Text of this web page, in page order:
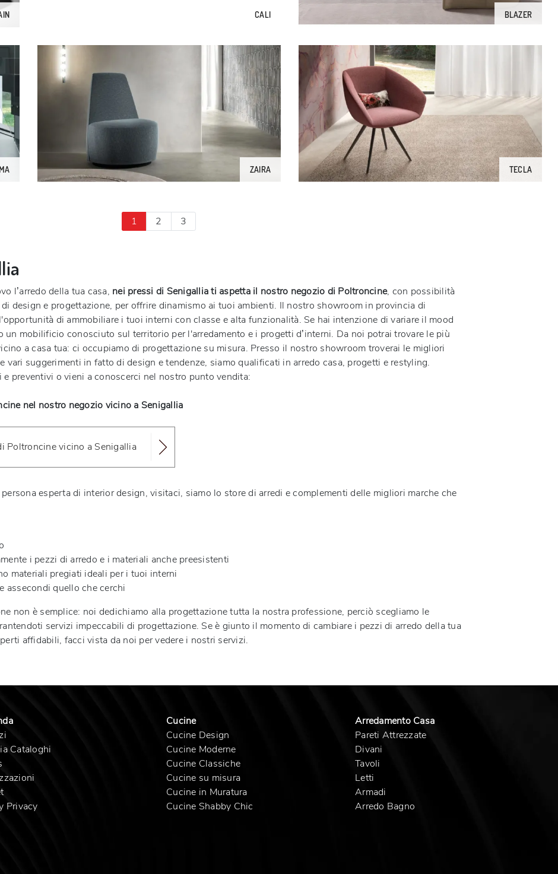
CALI BLAZER
ZAIRA TECLA
1 2 3
l’arredo della tua casa, nei pressi di Senigallia ti aspetta il nostro negozio di Poltroncine, con possibilità
design e progettazione, per offrire dinamismo ai tuoi ambienti. Il nostro showroom in provincia di
di ammobiliare i tuoi interni con classe e alta funzionalità. Se hai intenzione di variare il mood
un mobilificio conosciuto sul territorio per l'arredamento e i progetti d’interni. Da noi potrai trovare le più
a casa tua: ci occupiamo di progettazione su misura. Presso il nostro showroom troverai le migliori
vari suggerimenti in fatto di design e tendenze, siamo qualificati in arredo casa, progetti e restyling.
preventivi o vieni a conoscerci nel nostro punto vendita:
nel nostro negozio vicino a Senigallia
Poltroncine vicino a Senigallia
esperta di interior design, visitaci, siamo lo store di arredi e complementi delle migliori marche che
i pezzi di arredo e i materiali anche preesistenti
materiali pregiati ideali per i tuoi interni
assecondi quello che cerchi
non è semplice: noi dedichiamo alla progettazione tutta la nostra professione, perciò scegliamo le
servizi impeccabili di progettazione. Se è giunto il momento di cambiare i pezzi di arredo della tua
affidabili, facci vista da noi per vedere i nostri servizi.
Cataloghi
Privacy
Cucine
Cucine Design
Cucine Moderne
Cucine Classiche
Cucine su misura
Cucine in Muratura
Cucine Shabby Chic
Arredamento Casa
Pareti Attrezzate
Divani
Tavoli
Letti
Armadi
Arredo Bagno